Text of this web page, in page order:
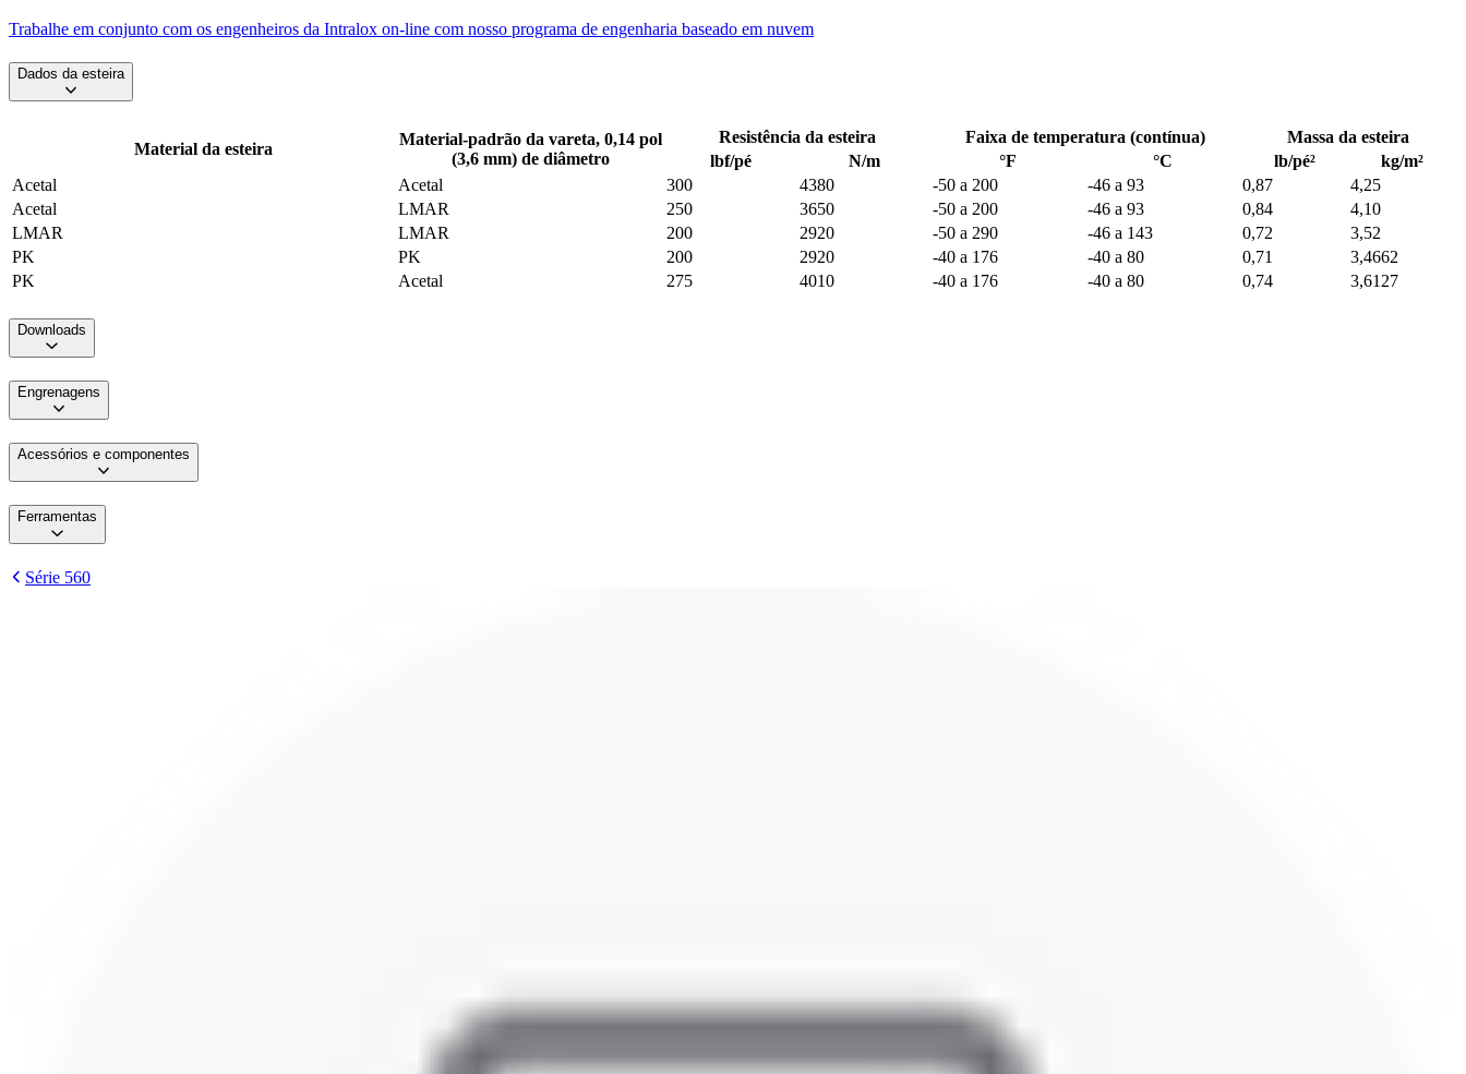
Trabalhe em conjunto com os engenheiros da Intralox on-line com nosso programa de engenharia baseado em nuvem
Dados da esteira
Material da esteira
Material-padrão da vareta, 0,14 pol
(3,6 mm) de diâmetro
Resistência da esteira Faixa de temperatura (contínua)
Massa da esteira
lbf/pé
N/m °F °C lb/pé²
kg/m²
Acetal
Acetal 300 4380 -50 a 200 -46 a 93 0,87
4,25
Acetal
LMAR 250 3650 -50 a 200 -46 a 93 0,84
4,10
LMAR
LMAR 200 2920 -50 a 290 -46 a 143 0,72
3,52
PK
PK 200 2920 -40 a 176 -40 a 80 0,71
3,4662
PK
Acetal 275 4010 -40 a 176 -40 a 80 0,74 3,6127
Downloads
Engrenagens
Acessórios e componentes
Ferramentas
Série 560